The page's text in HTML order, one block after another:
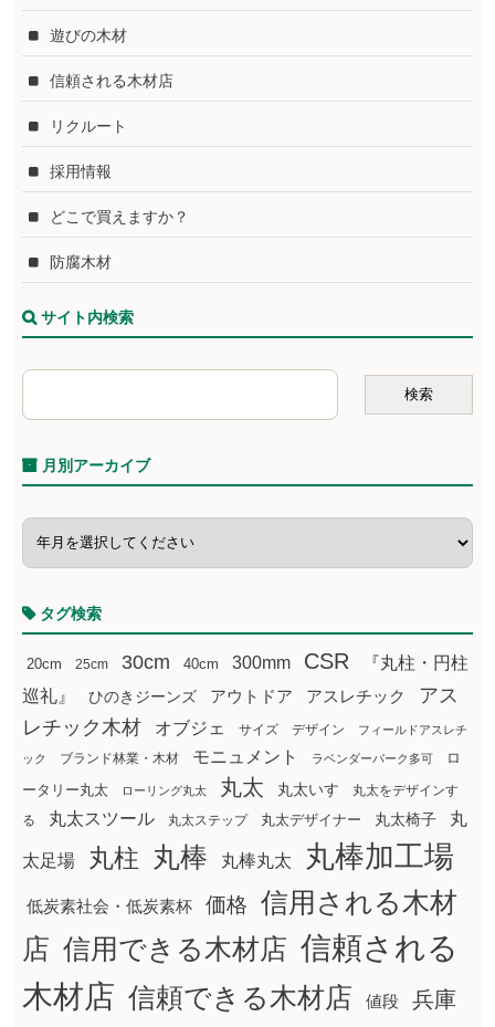
遊びの木材
信頼される木材店
リクルート
採用情報
どこで買えますか？
防腐木材
サイト内検索
月別アーカイブ
タグ検索
20cm 25cm 30cm 40cm 300mm CSR
『丸柱・円柱
巡礼』
ひのきジーンズ アウトドア アスレチック
アス
レチック木材
オブジェ サイズ デザイン フィールドアスレチ
ック ブランド林業・木材 モニュメント ラベンダーパーク多可
ロ
ータリー丸太
ローリング丸太 丸太 丸太いす
丸太をデザインす
る
丸太スツール 丸太ステップ 丸太デザイナー 丸太椅子 丸
太足場 丸柱 丸棒 丸棒丸太 丸棒加工場
低炭素社会・低炭素杯 価格
信用される木材
店 信用できる木材店 信頼される
木材店 信頼できる木材店 値段
兵庫